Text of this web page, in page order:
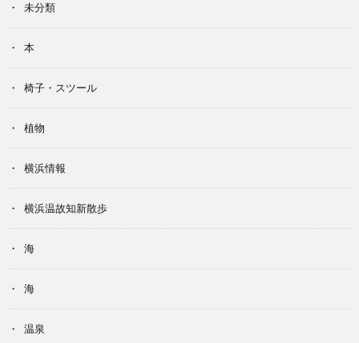
未分類
本
椅子・スツール
植物
横浜情報
横浜温故知新散歩
海
海
温泉